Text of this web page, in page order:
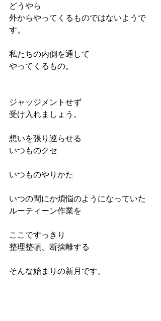
どうやら
外からやってくるものではないようで
す。
私たちの内側を通して
やってくるもの。
ジャッジメントせず
受け入れましょう。
想いを張り巡らせる
いつものクセ
いつものやりかた
いつの間にか煩悩のようになっていた
ルーティーン作業を
ここですっきり
整理整頓、断捨離する
そんな始まりの新月です。